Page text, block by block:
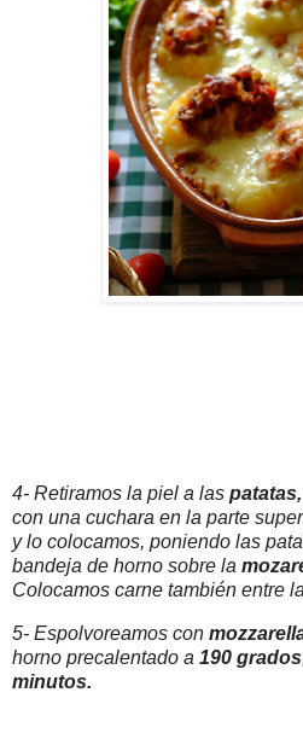
4- Retiramos la piel a las patatas,
con una cuchara en la parte
y lo colocamos, poniendo las
bandeja de horno sobre la
Colocamos carne también entre
5- Espolvoreamos con
horno precalentado a 190 grados
minutos.